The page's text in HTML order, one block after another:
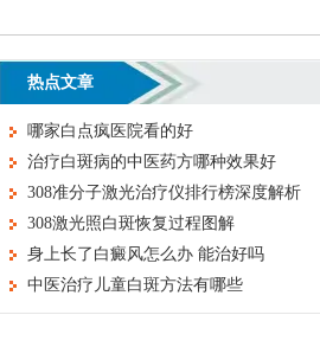
热点文章
哪家白点疯医院看的好
治疗白斑病的中医药方哪种效果好
308准分子激光治疗仪排行榜深度解析
308激光照白斑恢复过程图解
身上长了白癜风怎么办 能治好吗
中医治疗儿童白斑方法有哪些